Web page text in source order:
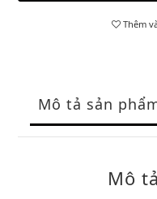
Thêm
Mô tả sản
Mô